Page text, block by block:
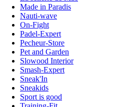
Made in Paradis
Nauti-wave
On-Fight
Padel-Expert
Pecheur-Store
Pet and Garden
Slowood Interior
Smash-Expert
Sneak'In
Sneakids
Sport is good